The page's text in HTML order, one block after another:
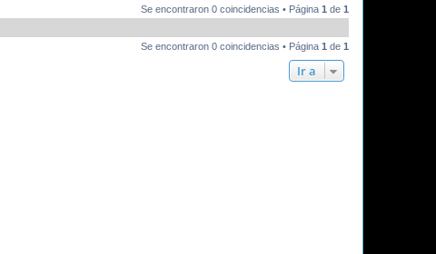
Se encontraron 0 coincidencias • Página 1 de 1
Se encontraron 0 coincidencias • Página 1 de 1
Ir a